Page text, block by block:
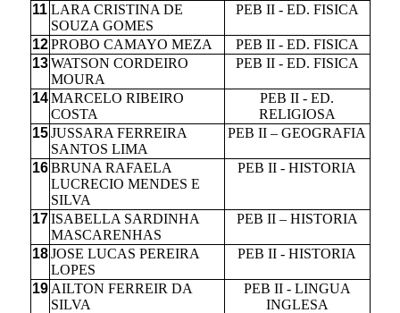
11 LARA CRISTINA DE
SOUZA GOMES
PEB II - ED. FISICA
12 PROBO CAMAYO MEZA
PEB II - ED. FISICA
13 WATSON CORDEIRO
MOURA
PEB II - ED. FISICA
14 MARCELO RIBEIRO
COSTA
PEB II - ED.
RELIGIOSA
15 JUSSARA FERREIRA
SANTOS LIMA
PEB II – GEOGRAFIA
16 BRUNA RAFAELA
LUCRECIO MENDES E
SILVA
PEB II - HISTORIA
17 ISABELLA SARDINHA
MASCARENHAS
PEB II – HISTORIA
18 JOSE LUCAS PEREIRA
LOPES
PEB II - HISTORIA
19 AILTON FERREIR DA
SILVA
PEB II - LINGUA
INGLESA